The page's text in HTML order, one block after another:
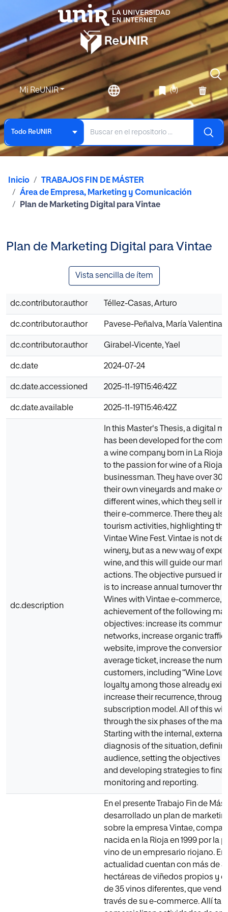
Mi ReUNIR (0)
Todo ReUNIR
Inicio
TRABAJOS FIN DE MÁSTER
Área de Empresa, Marketing y Comunicación
Plan de Marketing Digital para Vintae
Plan de Marketing Digital para Vintae
Vista sencilla de ítem
dc.contributor.author Téllez-Casas, Arturo
dc.contributor.author Pavese-Peñalva, María Valentina
dc.contributor.author Girabel-Vicente, Yael
dc.date 2024-07-24
dc.date.accessioned 2025-11-19T15:46:42Z
dc.date.available 2025-11-19T15:46:42Z
dc.description
In this Master's Thesis, a digital
has been developed for the
a wine company born in La Rioja
to the passion for wine of a Rioja
businessman. They have over
their own vineyards and make
different wines, which they sell in
their e-commerce. There they
tourism activities, highlighting
Vintae Wine Fest. Vintae is not
winery, but as a new way of
wine, and this will guide our
actions. The objective pursued in
is to increase annual turnover
Wines with Vintae e-commerce,
achievement of the following
objectives: increase its
networks, increase organic traffic
website, improve the conversion
average ticket, increase the
customers, including “Wine
loyalty among those already
increase their recurrence, through
subscription model. All of this
through the six phases of the
Starting with the internal, external
diagnosis of the situation,
audience, setting the objectives
and developing strategies to
monitoring and reporting.
En el presente Trabajo Fin de
desarrollado un plan de
sobre la empresa Vintae,
nacida en la Rioja en 1999 por la
vino de un empresario riojano. En
actualidad cuentan con más de
hectáreas de viñedos propios y
de 35 vinos diferentes, que
través de su e-commerce. Allí